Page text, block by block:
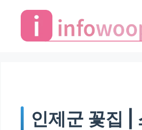
인제군 꽃집 |